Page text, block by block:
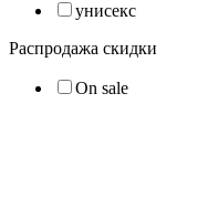
унисекс
Распродажа скидки
On sale